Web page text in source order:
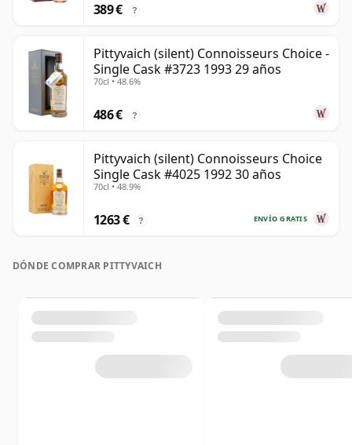
389 € ?
Pittyvaich (silent) Connoisseurs Choice -
Single Cask #3723 1993 29 años
70cl • 48.6%
486 € ?
Pittyvaich (silent) Connoisseurs Choice
Single Cask #4025 1992 30 años
70cl • 48.9%
ENVÍO GRATIS
1263 € ?
DÓNDE COMPRAR PITTYVAICH